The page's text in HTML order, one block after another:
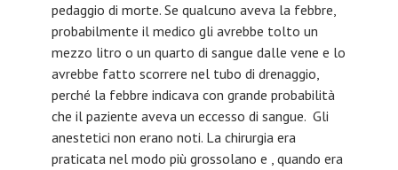
pedaggio di morte. Se qualcuno aveva la febbre,
probabilmente il medico gli avrebbe tolto un
mezzo litro o un quarto di sangue dalle vene e lo
avrebbe fatto scorrere nel tubo di drenaggio,
perché la febbre indicava con grande probabilità
che il paziente aveva un eccesso di sangue. Gli
anestetici non erano noti. La chirurgia era
praticata nel modo più grossolano e , quando era